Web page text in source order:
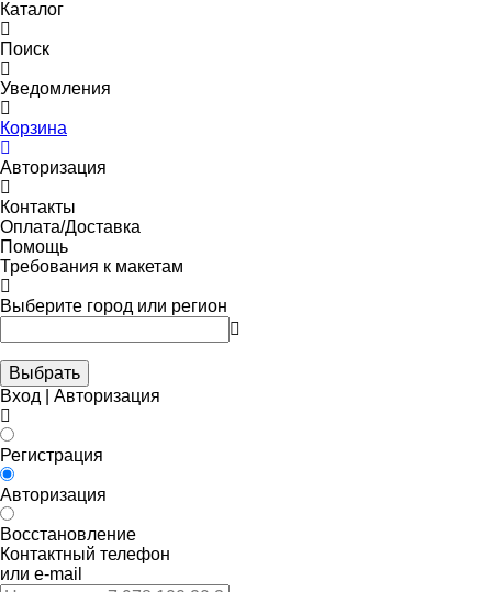
Каталог
Поиск
Уведомления
Корзина
Авторизация
Контакты
Оплата/Доставка
Помощь
Требования к макетам
Выберите город или регион
Выбрать
Вход | Авторизация
Регистрация
Авторизация
Восстановление
Контактный телефон
или e-mail